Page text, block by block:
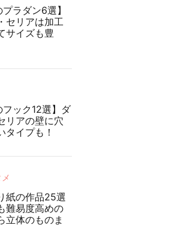
プラダン6選】
セリアは加工
サイズも豊
フック12選】ダ
リアの壁に穴
タイプも！
紙の作品25選
難易度高めの
立体のものま